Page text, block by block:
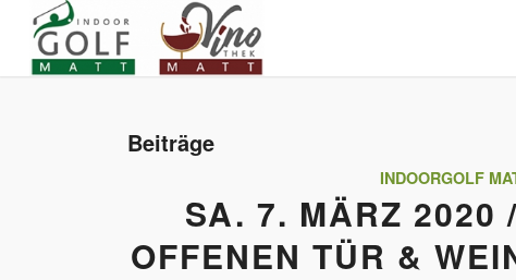
Beiträge
INDOORGOLF
SA. 7. MÄRZ 2020
OFFENEN TÜR &